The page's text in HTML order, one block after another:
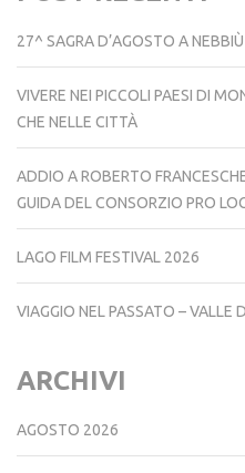
27^ SAGRA D’AGOSTO A
VIVERE NEI PICCOLI PAESI DI
CHE NELLE CITTÀ
ADDIO A ROBERTO
GUIDA DEL CONSORZIO PRO
LAGO FILM FESTIVAL 2026
VIAGGIO NEL PASSATO – VALLE
ARCHIVI
AGOSTO 2026